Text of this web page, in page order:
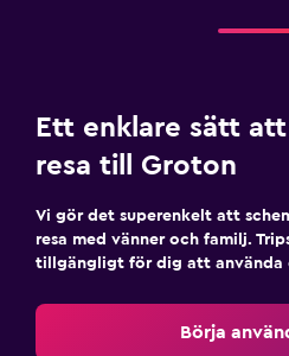
Ett enklare sätt
resa till Groton
Vi gör det superenkelt att
resa med vänner och familj.
tillgängligt för dig att använda
Börja